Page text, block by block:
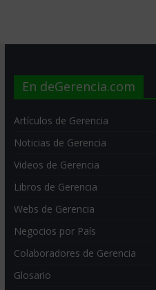
En deGerencia.com
Artículos de Gerencia
Noticias de Gerencia
Videos de Gerencia
Libros de Gerencia
Webs de Gerencia
Negocios por País
Colaboradores de Gerencia
Glosario